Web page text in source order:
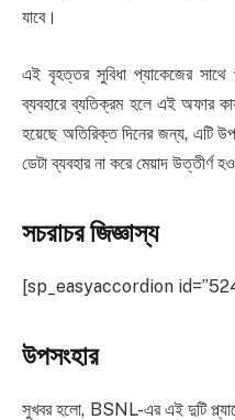
যাবে।
এই বৃহত্তর সুবিধা প্যাকেজের সাথে
ব্যবহারে ব্যতিক্রম হলে এই অফার
হয়েছে অতিরিক্ত দিনের জন্য, এটি
ডেটা ব্যবহার না করে মেয়াদ
সচরাচর জিজ্ঞাস্য
[sp_easyaccordion
উপসংহার
সুখবর হলো, BSNL-এর এই দুটি